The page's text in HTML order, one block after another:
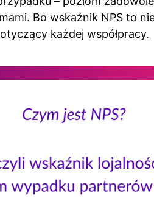
Bo wskaźnik NPS to
każdej współpracy.